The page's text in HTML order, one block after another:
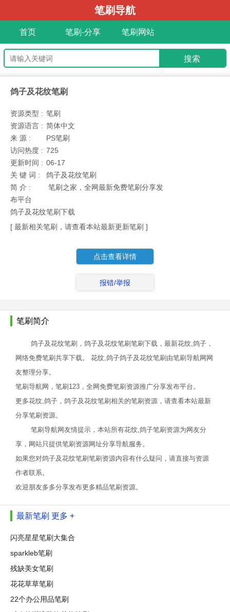
笔刷导航
首页 笔刷-分享 笔刷网站
鸽子及花纹笔刷
资源类型 : 笔刷
资源语言 : 简体中文
来 源 :
PS笔刷
访问热度 : 725
更新时间 : 06-17
关 键 词 :
鸽子及花纹笔刷
简 介 :
笔刷之家，全网最新免费笔刷分享发
布平台
鸽子及花纹笔刷下载
[ 最新相关笔刷，请查看本站最新更新笔刷 ]
点击查看详情
报错/举报
笔刷简介
鸽子及花纹笔刷，鸽子及花纹笔刷笔刷下载，最新花纹,鸽子，
网络免费笔刷共享下载。 花纹,鸽子鸽子及花纹笔刷由笔刷导航网网
友整理分享。
笔刷导航网，笔刷123，全网免费笔刷资源推广分享发布平台。
更多花纹,鸽子，鸽子及花纹笔刷相关的笔刷资源，请查看本站最新
分享笔刷资源。
笔刷导航网友情提示，本站所有花纹,鸽子笔刷资源为网友分
享，网站只提供笔刷资源网址分享导航服务。
如果您对鸽子及花纹笔刷笔刷资源内容有什么疑问，请直接与资源
作者联系。
欢迎朋友多多分享发布更多精品笔刷资源。
最新笔刷 更多 +
闪亮星星笔刷大集合
sparkleb笔刷
残缺美女笔刷
花花草草笔刷
22个办公用品笔刷